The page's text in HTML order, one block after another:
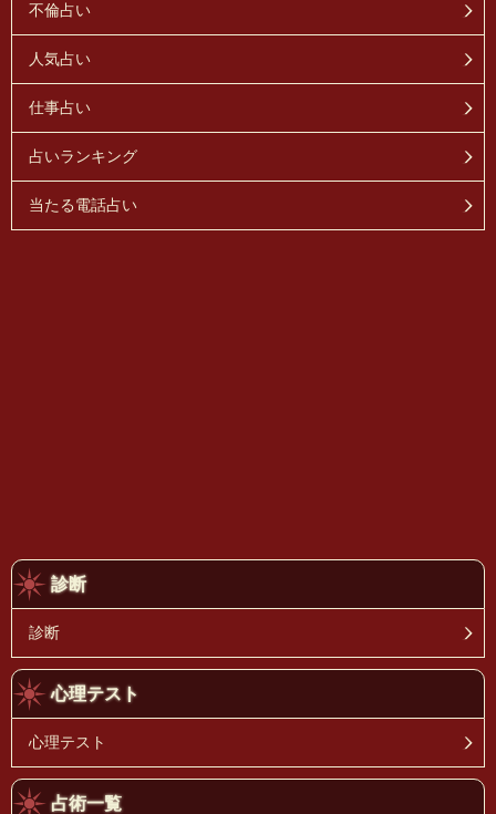
不倫占い
人気占い
仕事占い
占いランキング
当たる電話占い
診断
診断
心理テスト
心理テスト
占術一覧